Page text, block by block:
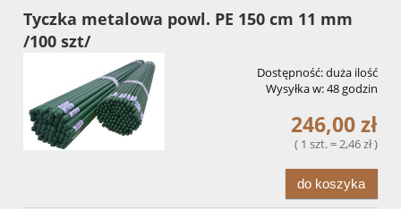
Tyczka metalowa powl. PE 150 cm 11 mm
/100 szt/
Dostępność:duża ilość
Wysyłka w:48 godzin
246,00 zł
( 1 szt. = 2,46 zł )
do koszyka